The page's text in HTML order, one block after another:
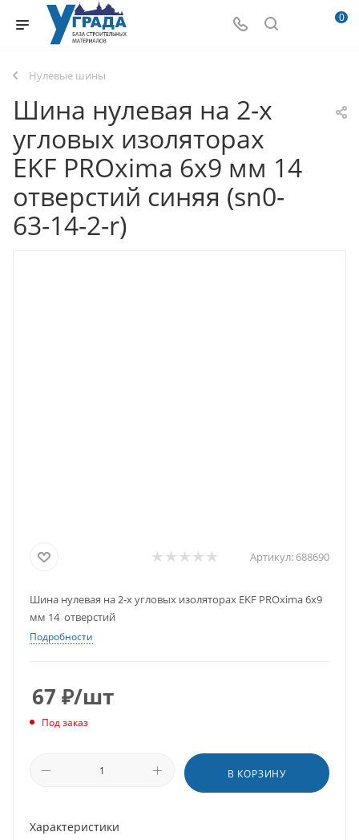
0
Нулевые шины
Шина нулевая на 2-х
угловых изоляторах
EKF PROxima 6х9 мм 14
отверстий синяя (sn0-
63-14-2-r)
Артикул: 688690
Шина нулевая на 2-х угловых изоляторах EKF PROxima 6х9
мм 14 отверстий
Подробности
67 ₽/шт
Под заказ
В КОРЗИНУ
Характеристики